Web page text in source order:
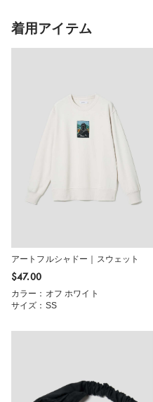
着用アイテム
アートフルシャドー｜スウェット
$‌47.00
カラー：オフ ホワイト
サイズ：SS